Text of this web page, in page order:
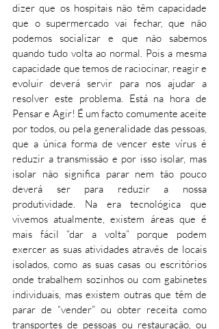
dizer que os hospitais não têm capacidade
que o supermercado vai fechar, que não
podemos socializar e que não sabemos
quando tudo volta ao normal. Pois a mesma
capacidade que temos de raciocinar, reagir e
evoluir deverá servir para nos ajudar a
resolver este problema. Está na hora de
Pensar e Agir! É um facto comumente aceite
por todos, ou pela generalidade das pessoas,
que a única forma de vencer este vírus é
reduzir a transmissão e por isso isolar, mas
isolar não significa parar nem tão pouco
deverá ser para reduzir a nossa
produtividade. Na era tecnológica que
vivemos atualmente, existem áreas que é
mais fácil “dar a volta” porque podem
exercer as suas atividades através de locais
isolados, como as suas casas ou escritórios
onde trabalhem sozinhos ou com gabinetes
individuais, mas existem outras que têm de
parar de “vender” ou obter receita como
transportes de pessoas ou restauração, ou